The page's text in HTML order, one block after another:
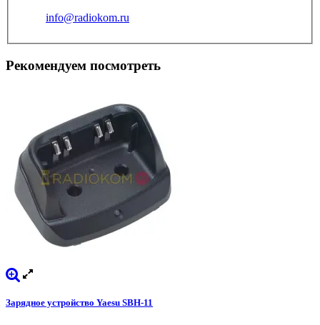
info@radiokom.ru
Рекомендуем посмотреть
Зарядное устройство Yaesu SBH-11